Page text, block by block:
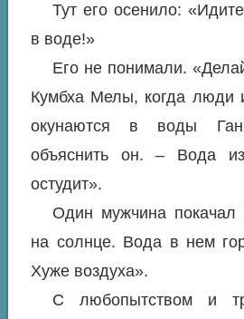
Тут его осенило:
в воде!»
Его не понимали.
Кумбха Мелы, когда люди
окунаются в воды
объяснить он. – Вода
остудит».
Один мужчина покачал
на солнце. Вода в нем
Хуже воздуха».
С любопытством и